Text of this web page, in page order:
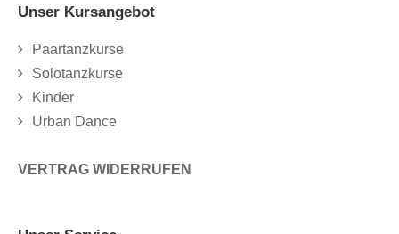
Unser Kursangebot
Paartanzkurse
Solotanzkurse
Kinder
Urban Dance
VERTRAG WIDERRUFEN